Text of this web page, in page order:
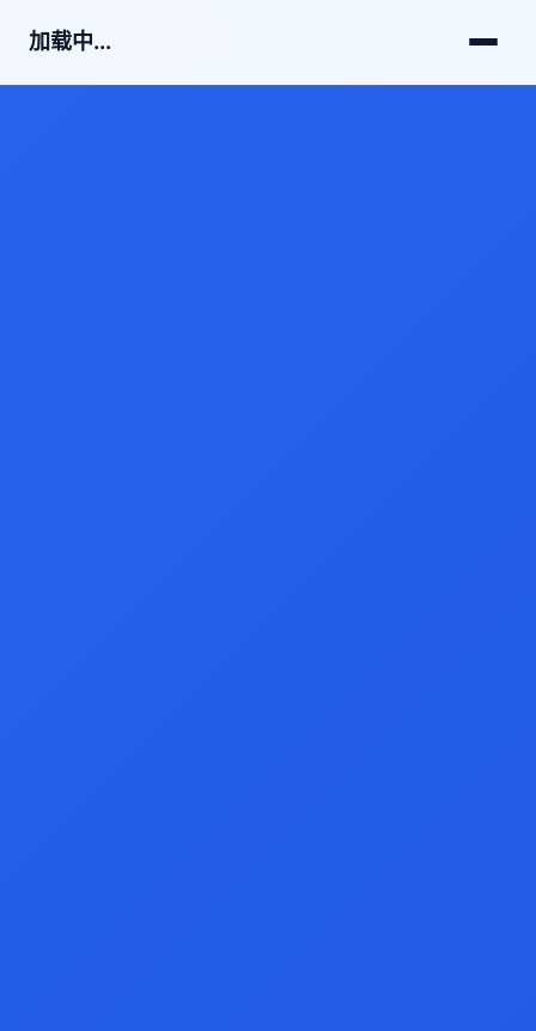
加载中...